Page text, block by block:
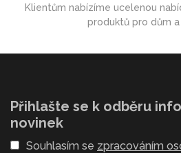
Klientům nabízíme ucelenou
produktů pro dům a
Přihlašte se k odběru
novinek
Souhlasím se zpracováním